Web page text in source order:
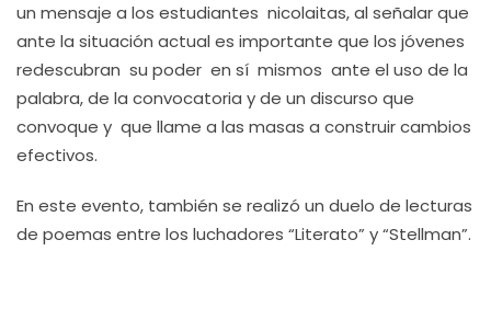
un mensaje a los estudiantes nicolaitas, al señalar que
ante la situación actual es importante que los jóvenes
redescubran su poder en sí mismos ante el uso de la
palabra, de la convocatoria y de un discurso que
convoque y que llame a las masas a construir cambios
efectivos.
En este evento, también se realizó un duelo de lecturas
de poemas entre los luchadores “Literato” y “Stellman”.